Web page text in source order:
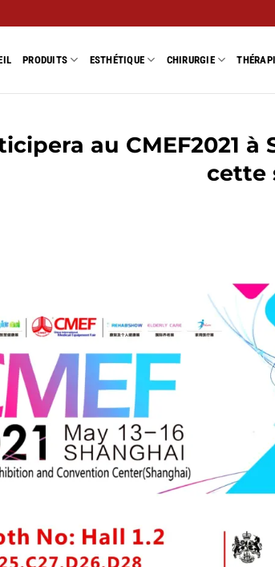
PRODUITS ESTHÉTIQUE CHIRURGIE
au CMEF2021 à
cette